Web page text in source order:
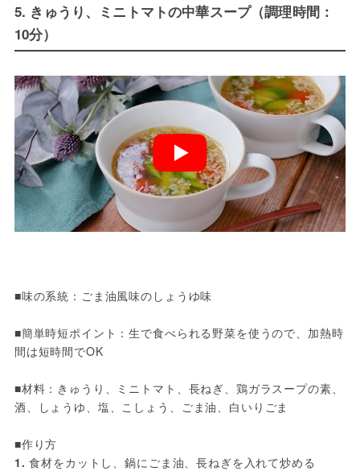
5. きゅうり、ミニトマトの中華スープ（調理時間：
10分）
■味の系統：ごま油風味のしょうゆ味
■簡単時短ポイント：生で食べられる野菜を使うので、加熱時
間は短時間でOK
■材料：きゅうり、ミニトマト、長ねぎ、鶏ガラスープの素、
酒、しょうゆ、塩、こしょう、ごま油、白いりごま
■作り方
1. 食材をカットし、鍋にごま油、長ねぎを入れて炒める